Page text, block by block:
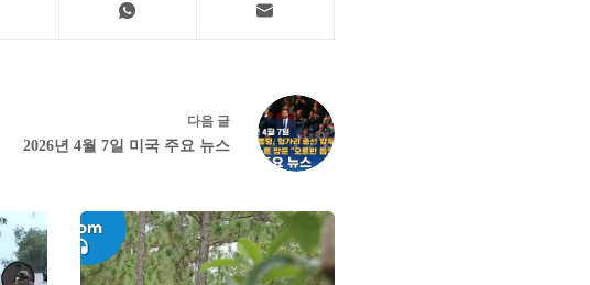
다음 글
2026년 4월 7일 미국 주요 뉴스